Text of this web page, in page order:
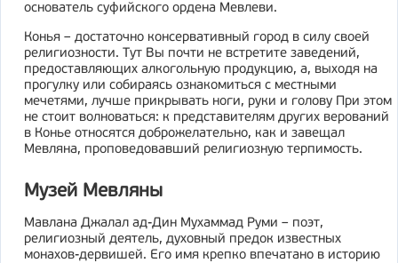
основатель суфийского ордена Мевлеви.
Конья – достаточно консервативный город в силу своей
религиозности. Тут Вы почти не встретите заведений,
предоставляющих алкогольную продукцию, а, выходя на
прогулку или собираясь ознакомиться с местными
мечетями, лучше прикрывать ноги, руки и голову При этом
не стоит волноваться: к представителям других верований
в Конье относятся доброжелательно, как и завещал
Мевляна, проповедовавший религиозную терпимость.
Музей Мевляны
Мавлана Джалал ад-Дин Мухаммад Руми – поэт,
религиозный деятель, духовный предок известных
монахов-дервишей. Его имя крепко впечатано в историю